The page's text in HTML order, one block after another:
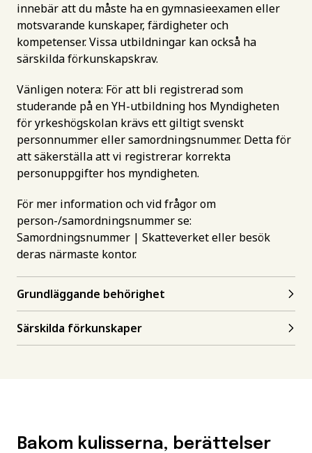
innebär att du måste ha en gymnasieexamen eller
motsvarande kunskaper, färdigheter och
kompetenser. Vissa utbildningar kan också ha
särskilda förkunskapskrav.
Vänligen notera: För att bli registrerad som
studerande på en YH-utbildning hos Myndigheten
för yrkeshögskolan krävs ett giltigt svenskt
personnummer eller samordningsnummer. Detta för
att säkerställa att vi registrerar korrekta
personuppgifter hos myndigheten.
För mer information och vid frågor om
person-/samordningsnummer se:
Samordningsnummer | Skatteverketeller besök
deras närmaste kontor.
Grundläggande behörighet
Särskilda förkunskaper
Bakom kulisserna, berättelser